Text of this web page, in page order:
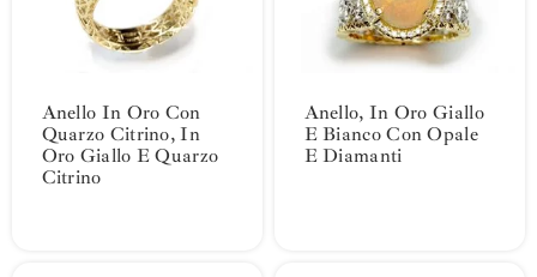
Anello In Oro Con
Quarzo Citrino, In
Oro Giallo E Quarzo
Citrino
Anello, In Oro Giallo
E Bianco Con Opale
E Diamanti